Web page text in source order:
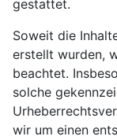
gestattet.
Soweit die
erstellt wurden,
beachtet.
solche
wir um einen